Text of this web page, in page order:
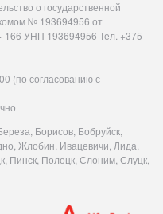
о государственной
№ 193694956 от
166 УНП 193694956 Тел. +375-
(по согласованию с
Борисов, Бобруйск,
Жлобин, Ивацевичи, Лида,
Пинск, Полоцк, Слоним, Слуцк,